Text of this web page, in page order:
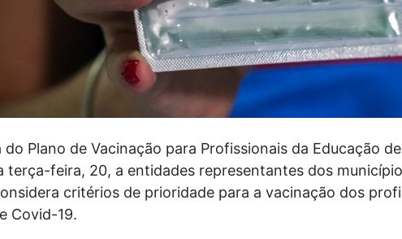
Plano de Vacinação para Profissionais da Educação
terça-feira, 20, a entidades representantes dos
critérios de prioridade para a vacinação dos
Covid-19.